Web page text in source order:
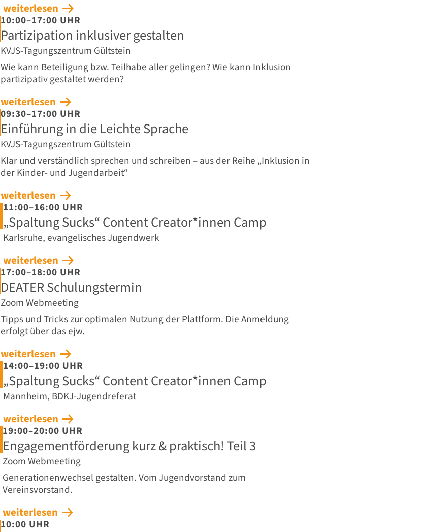
weiterlesen
10:00–17:00 UHR
Partizipation inklusiver gestalten
KVJS-Tagungszentrum Gültstein
Wie kann Beteiligung bzw. Teilhabe aller gelingen? Wie kann Inklusion
partizipativ gestaltet werden?
weiterlesen
09:30–17:00 UHR
Einführung in die Leichte Sprache
KVJS-Tagungszentrum Gültstein
Klar und verständlich sprechen und schreiben – aus der Reihe „Inklusion in
der Kinder- und Jugendarbeit“
weiterlesen
11:00–16:00 UHR
„Spaltung Sucks“ Content Creator*innen Camp
Karlsruhe, evangelisches Jugendwerk
weiterlesen
17:00–18:00 UHR
DEATER Schulungstermin
Zoom Webmeeting
Tipps und Tricks zur optimalen Nutzung der Plattform. Die Anmeldung
erfolgt über das ejw.
weiterlesen
14:00–19:00 UHR
„Spaltung Sucks“ Content Creator*innen Camp
Mannheim, BDKJ-Jugendreferat
weiterlesen
19:00–20:00 UHR
Engagementförderung kurz & praktisch! Teil 3
Zoom Webmeeting
Generationenwechsel gestalten. Vom Jugendvorstand zum
Vereinsvorstand.
weiterlesen
10:00 UHR